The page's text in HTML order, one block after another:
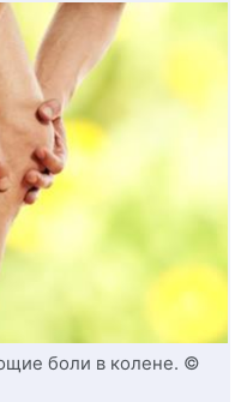
боли в колене. ©